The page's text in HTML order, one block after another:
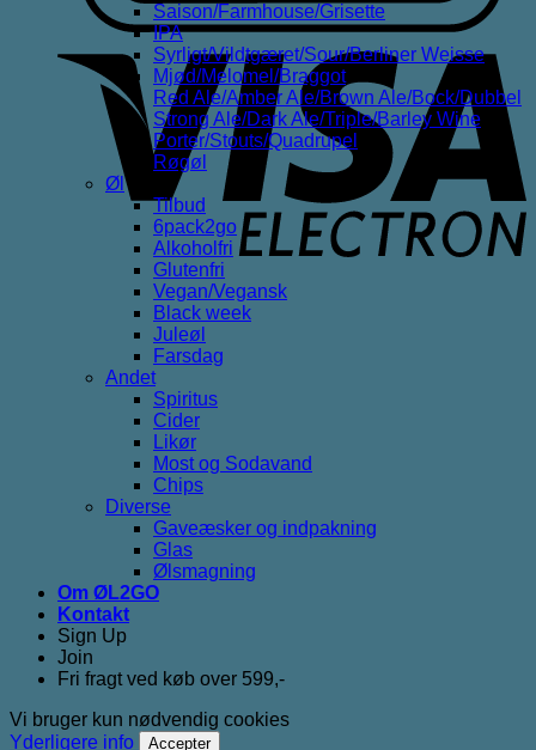
Saison/Farmhouse/Grisette
IPA
Syrligt/Vildtgæret/Sour/Berliner Weisse
Mjød/Melomel/Braggot
Red Ale/Amber Ale/Brown Ale/Bock/Dubbel
Strong Ale/Dark Ale/Triple/Barley Wine
Porter/Stouts/Quadrupel
Røgøl
Øl
Tilbud
6pack2go
Alkoholfri
Glutenfri
Vegan/Vegansk
Black week
Juleøl
Farsdag
Andet
Spiritus
Cider
Likør
Most og Sodavand
Chips
Diverse
Gaveæsker og indpakning
Glas
Ølsmagning
Om ØL2GO
Kontakt
Sign Up
Join
Fri fragt ved køb over 599,-
Vi bruger kun nødvendig cookies
Yderligere info
Accepter